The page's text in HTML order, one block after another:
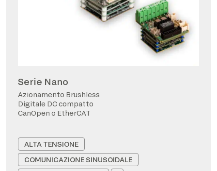
Serie Nano
Azionamento Brushless
Digitale DC compatto
CanOpen o EtherCAT
ALTA TENSIONE
COMUNICAZIONE SINUSOIDALE